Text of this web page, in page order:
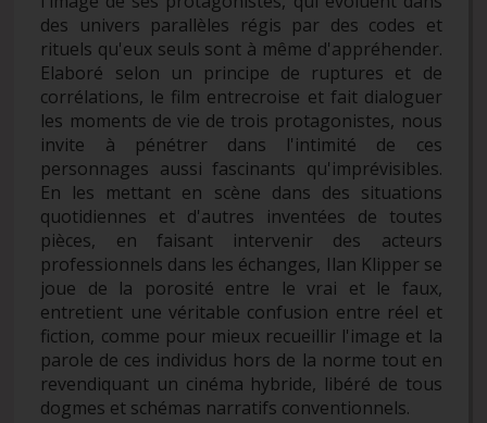
des univers parallèles régis par des codes et
rituels qu'eux seuls sont à même d'appréhender.
Elaboré selon un principe de ruptures et de
corrélations, le film entrecroise et fait dialoguer
les moments de vie de trois protagonistes, nous
invite à pénétrer dans l'intimité de ces
personnages aussi fascinants qu'imprévisibles.
En les mettant en scène dans des situations
quotidiennes et d'autres inventées de toutes
pièces, en faisant intervenir des acteurs
professionnels dans les échanges, Ilan Klipper se
joue de la porosité entre le vrai et le faux,
entretient une véritable confusion entre réel et
fiction, comme pour mieux recueillir l'image et la
parole de ces individus hors de la norme tout en
revendiquant un cinéma hybride, libéré de tous
dogmes et schémas narratifs conventionnels.